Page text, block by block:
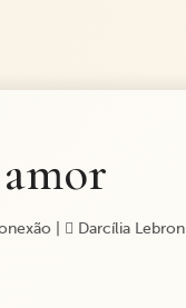
|
Darcília Lebron